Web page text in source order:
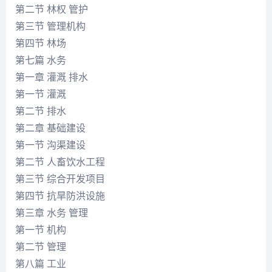
第二节 林权 管护
第三节 管理机构
第四节 林场
第七篇 水务
第一章 灌溉 排水
第一节 灌溉
第二节 排水
第二章 基础建设
第一节 沟渠建设
第二节 人畜饮水工程
第三节 综合开发项目
第四节 抗旱防洪设施
第三章 水务 管理
第一节 机构
第二节 管理
第八篇 工业